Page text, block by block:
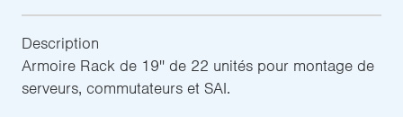
Description
Armoire Rack de 19'' de 22 unités pour montage de
serveurs, commutateurs et SAI.